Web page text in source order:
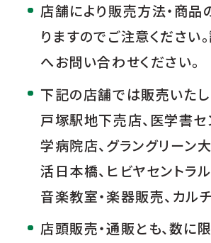
店舗により販売方法・商
りますのでご注意ください
へお問い合わせください。
下記の店舗では販売いたし
戸塚駅地下売店、医学書
学病院店、グラングリーン
活日本橋、ヒビヤセントラル
音楽教室・楽器販売、カル
店頭販売・通販とも、数に